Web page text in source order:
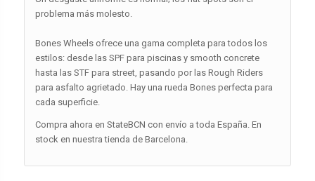
problema más molesto.
Bones Wheels ofrece una gama completa para todos los
estilos: desde las SPF para piscinas y smooth concrete
hasta las STF para street, pasando por las Rough Riders
para asfalto agrietado. Hay una rueda Bones perfecta para
cada superficie.
Compra ahora en StateBCN con envío a toda España. En
stock en nuestra tienda de Barcelona.